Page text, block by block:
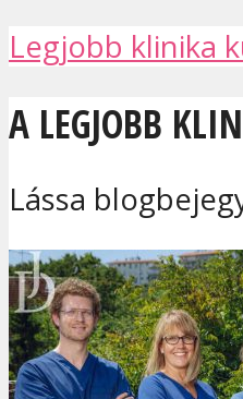
Legjobb klinika
A LEGJOBB
Lássa